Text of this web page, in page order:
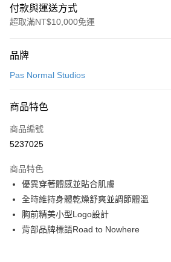
付款與運送方式
超取滿NT$10,000免運
信用卡一次付款
LINE Pay
Apple Pay
運送方式
全家店到店
每筆NT$80，滿NT$10,000(含以上)免運費
品牌
Pas Normal Studios
商品特色
商品編號
5237025
商品特色
優異穿著體感並貼合肌膚
全時維持身體乾燥舒爽並調節體溫
胸前精美小型Logo設計
背部品牌標語Road to Nowhere